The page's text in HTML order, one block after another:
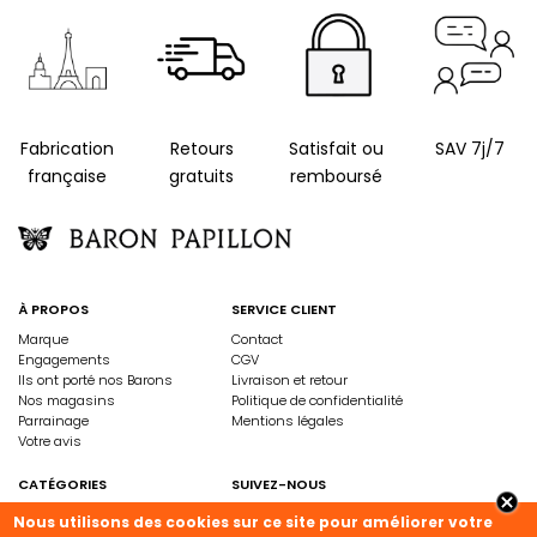
Fabrication
française
Retours
gratuits
Satisfait ou
remboursé
SAV 7j/7
À PROPOS
Marque
Engagements
Ils ont porté nos Barons
Nos magasins
Parrainage
Votre avis
SERVICE CLIENT
Contact
CGV
Livraison et retour
Politique de confidentialité
Mentions légales
CATÉGORIES
Femme
SUIVEZ-NOUS
Instagram
Nous utilisons des cookies sur ce site pour améliorer votre